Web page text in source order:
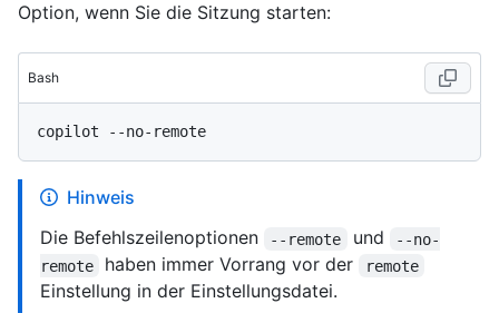
Option, wenn Sie die Sitzung starten:
Bash
Hinweis
Die Befehlszeilenoptionen
--remote und
--no-
remote
haben immer Vorrang vor der remote
Einstellung in der Einstellungsdatei.